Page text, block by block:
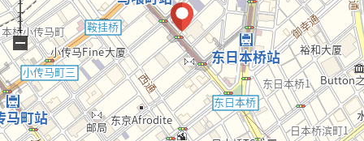
・有智能快递柜
・24小时安全系统
・双重的地板、双重天花板构造
・复数层玻璃
・有食配受取服务
▼房间的特徴
−